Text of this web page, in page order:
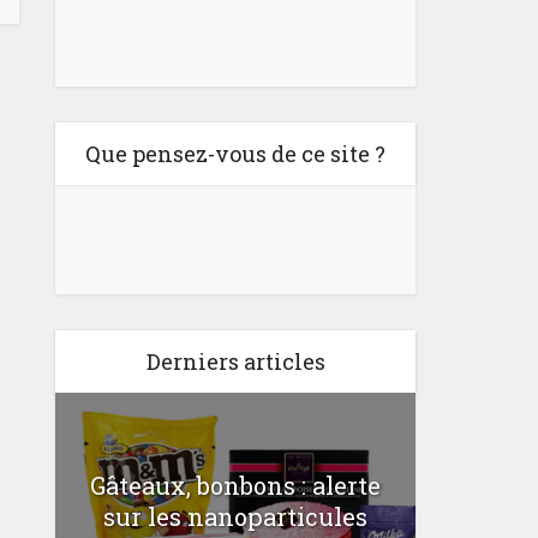
Que pensez-vous de ce site ?
Derniers articles
Gâteaux, bonbons : alerte
sur les nanoparticules